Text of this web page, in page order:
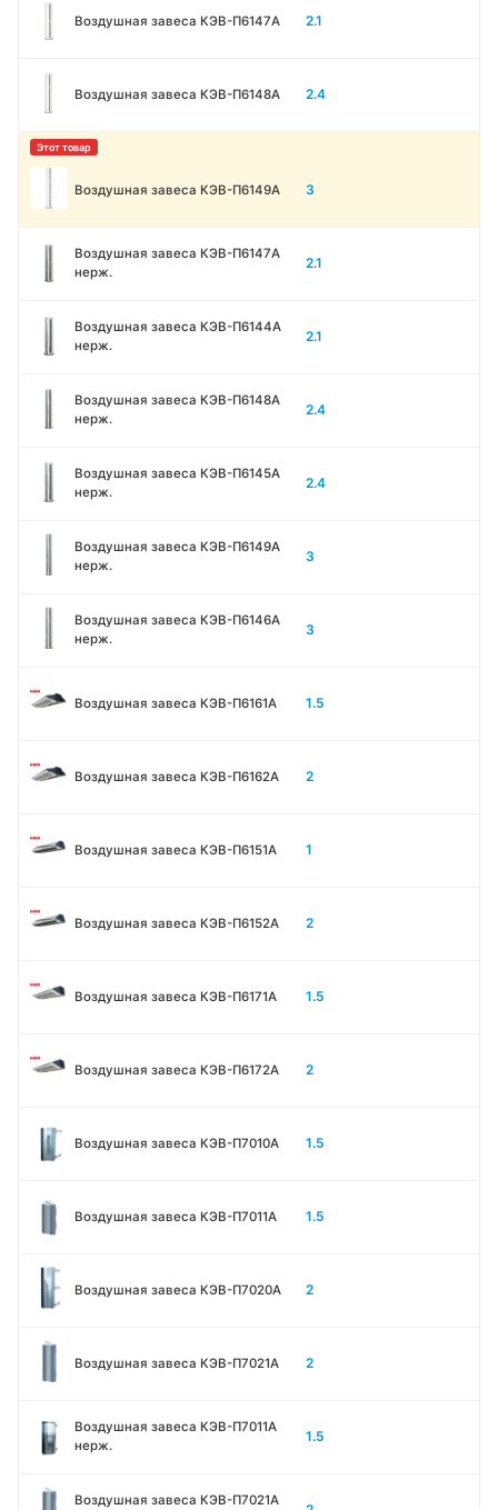
Воздушная завеса КЭВ-П6147A 2.1
Воздушная завеса КЭВ-П6148A 2.4
Воздушная завеса КЭВ-П6149A 3
Воздушная завеса КЭВ-П6147A
нерж.
2.1
Воздушная завеса КЭВ-П6144A
нерж.
2.1
Воздушная завеса КЭВ-П6148A
нерж.
2.4
Воздушная завеса КЭВ-П6145A
нерж.
2.4
Воздушная завеса КЭВ-П6149A
нерж.
3
Воздушная завеса КЭВ-П6146A
нерж.
3
Воздушная завеса КЭВ-П6161А 1.5
Воздушная завеса КЭВ-П6162А 2
Воздушная завеса КЭВ-П6151А 1
Воздушная завеса КЭВ-П6152А 2
Воздушная завеса КЭВ-П6171А 1.5
Воздушная завеса КЭВ-П6172А 2
Воздушная завеса КЭВ-П7010A 1.5
Воздушная завеса КЭВ-П7011A 1.5
Воздушная завеса КЭВ-П7020A 2
Воздушная завеса КЭВ-П7021A 2
Воздушная завеса КЭВ-П7011A
нерж.
1.5
Воздушная завеса КЭВ-П7021A